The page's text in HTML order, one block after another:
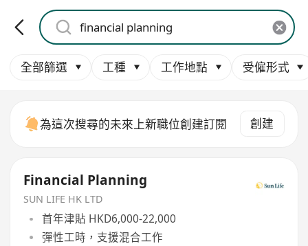
全部篩選 工種 工作地點 受僱形式
為這次搜尋的未來上新職位創建訂閱 創建
Financial Planning
SUN LIFE HK LTD
首年津貼 HKD6,000-22,000
彈性工時，支援混合工作